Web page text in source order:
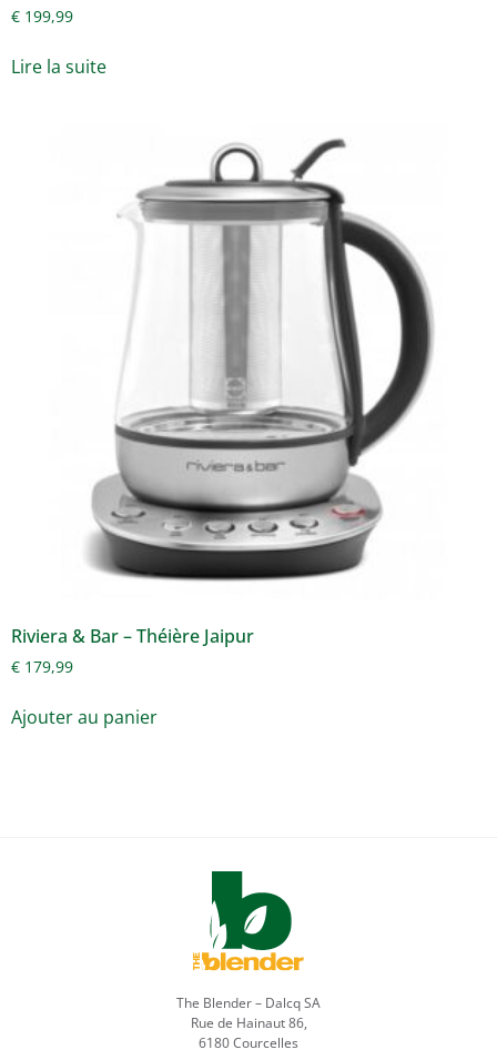
€ 199,99
Lire la suite
Riviera & Bar – Théière Jaipur
€ 179,99
Ajouter au panier
The Blender – Dalcq SA
Rue de Hainaut 86,
6180 Courcelles